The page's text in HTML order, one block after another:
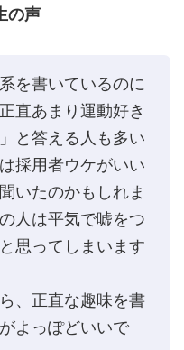
の声
を書いているのに
直あまり運動好き
と答える人も多い
採用者ウケがいい
いたのかもしれま
人は平気で嘘をつ
思ってしまいます
、正直な趣味を書
よっぽどいいで